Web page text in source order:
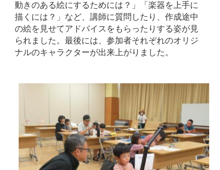
動きのある絵にするためには？」「楽器を上手に
描くには？」など、講師に質問したり、作成途中
の絵を見せてアドバイスをもらったりする姿が見
られました。最後には、参加者それぞれのオリジ
ナルのキャラクターが出来上がりました。